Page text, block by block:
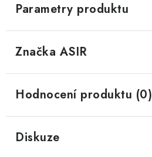
Parametry produktu
Značka ASIR
Hodnocení produktu (0)
Diskuze